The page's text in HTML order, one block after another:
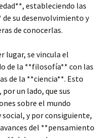
estableciendo las
de su desenvolvimiento y
de conocerlas.
lugar, se vincula el
de la **filosofía** con las
de la **ciencia**. Esto
un lado, que sus
sobre el mundo
social, y por consiguiente,
del **pensamiento